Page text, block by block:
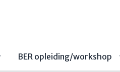
BER opleiding/workshop